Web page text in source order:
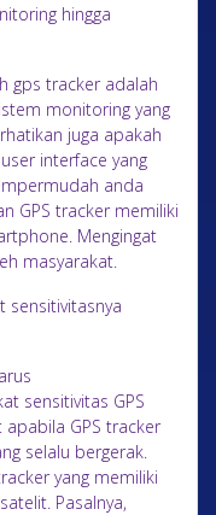
hingga
gps tracker adalah
monitoring yang
juga apakah
interface yang
anda
GPS tracker memiliki
Mengingat
masyarakat.
sensitivitasnya
sensitivitas GPS
apabila GPS tracker
selalu bergerak.
yang memiliki
Pasalnya,